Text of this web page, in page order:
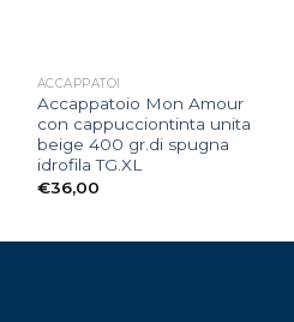
ACCAPPATOI
Accappatoio Mon Amour
con cappucciontinta unita
beige 400 gr.di spugna
idrofila TG.XL
€36,00